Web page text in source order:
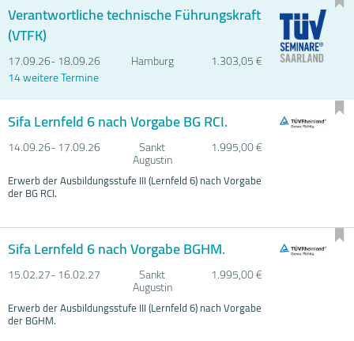
Verantwortliche technische Führungskraft
(VTFK)
17.09.26- 18.09.26 Hamburg
1.303,05 €
14 weitere Termine
Sifa Lernfeld 6 nach Vorgabe BG RCI.
14.09.26- 17.09.26 Sankt
Augustin
1.995,00 €
Erwerb der Ausbildungsstufe III (Lernfeld 6) nach Vorgabe
der BG RCI.
Sifa Lernfeld 6 nach Vorgabe BGHM.
15.02.27- 16.02.27 Sankt
Augustin
1.995,00 €
Erwerb der Ausbildungsstufe III (Lernfeld 6) nach Vorgabe
der BGHM.